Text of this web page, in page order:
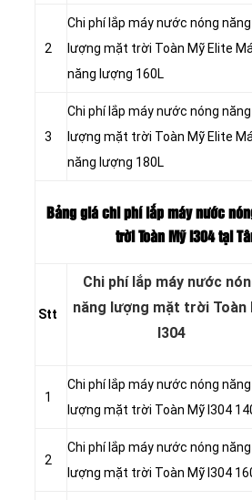
2
Chi phí lắp máy nước nóng năng
lượng mặt trời Toàn Mỹ Elite
năng lượng 160L
3
Chi phí lắp máy nước nóng năng
lượng mặt trời Toàn Mỹ Elite
năng lượng 180L
Bảng giá chi phí lắp máy nước
trời Toàn Mỹ I304 tại
Stt
Chi phí lắp máy nước
năng lượng mặt trời Toàn
I304
1
Chi phí lắp máy nước nóng năng
lượng mặt trời Toàn Mỹ I304
2
Chi phí lắp máy nước nóng năng
lượng mặt trời Toàn Mỹ I304